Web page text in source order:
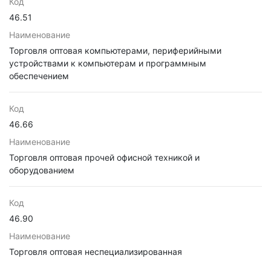
46.51
Наименование
Торговля оптовая компьютерами, периферийными
устройствами к компьютерам и программным
обеспечением
Код
46.66
Наименование
Торговля оптовая прочей офисной техникой и
оборудованием
Код
46.90
Наименование
Торговля оптовая неспециализированная